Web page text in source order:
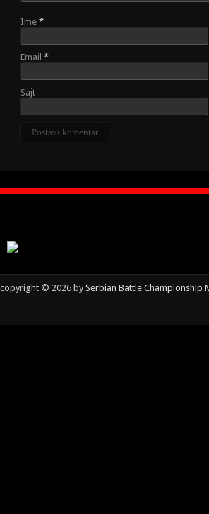
Ime *
Email *
Sajt
copyright © 2026 by Serbian Battle Championship